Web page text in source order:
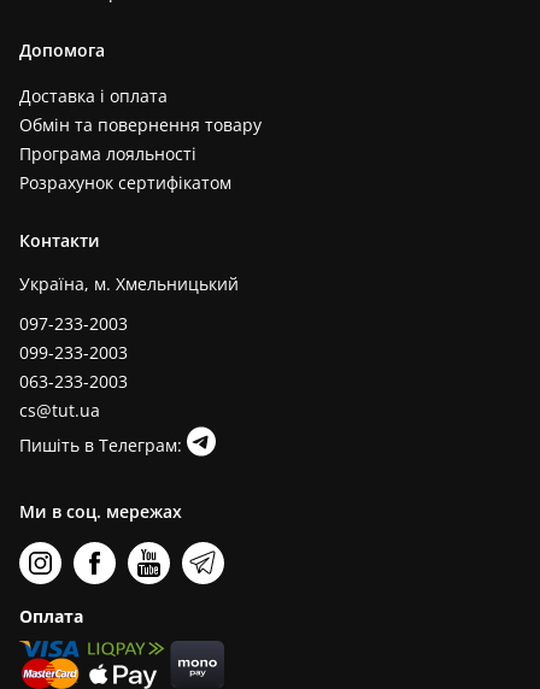
Допомога
Доставка і оплата
Обмін та повернення товару
Програма лояльності
Розрахунок сертифікатом
Контакти
Україна, м. Хмельницький
097-233-2003
099-233-2003
063-233-2003
cs@tut.ua
Пишіть в Телеграм:
Ми в соц. мережах
Оплата